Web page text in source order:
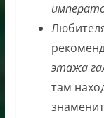
этажа
там